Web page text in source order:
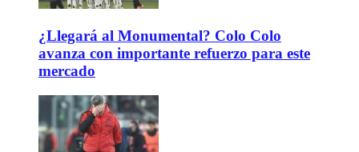
¿Llegará al Monumental? Colo Colo
avanza con importante refuerzo para este
mercado